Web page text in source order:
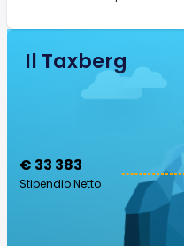
Il Taxberg
€ 33 383
Stipendio Netto